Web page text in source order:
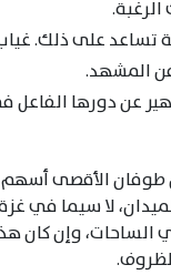
تساعد على ذلك. غياب
المشهد.
عن دورها الفاعل
طوفان الأقصى
لا سيما في
الساحات، وإن كان